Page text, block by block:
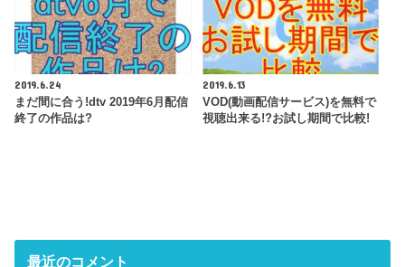
2019.6.24
まだ間に合う!dtv 2019年6月配信
終了の作品は?
2019.6.13
VOD(動画配信サービス)を無料で
視聴出来る!?お試し期間で比較!
最近のコメント